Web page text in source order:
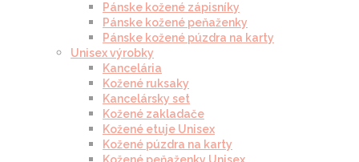
Pánske kožené zápisníky
Pánske kožené peňaženky
Pánske kožené púzdra na karty
Unisex výrobky
Kancelária
Kožené ruksaky
Kancelársky set
Kožené zakladače
Kožené etuje Unisex
Kožené púzdra na karty